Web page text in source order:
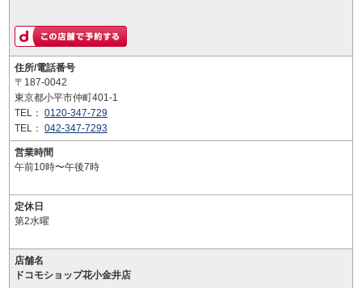
住所/電話番号
〒187-0042
東京都小平市仲町401-1
TEL： 0120-347-729
TEL： 042-347-7293
営業時間
午前10時〜午後7時
定休日
第2水曜
店舗名
ドコモショップ花小金井店